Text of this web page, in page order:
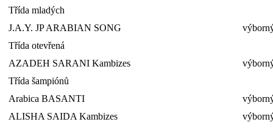
Třída mladých
J.A.Y. JP ARABIAN SONG
Třída otevřená
AZADEH SARANI Kambizes
Třída šampiónů
Arabica BASANTI
ALISHA SAIDA Kambizes